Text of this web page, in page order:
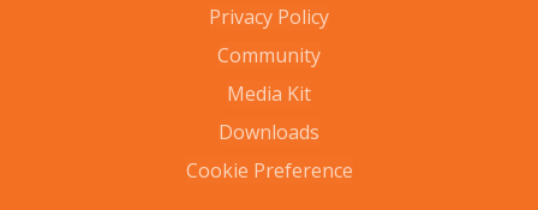
Privacy Policy
Community
Media Kit
Downloads
Cookie Preference